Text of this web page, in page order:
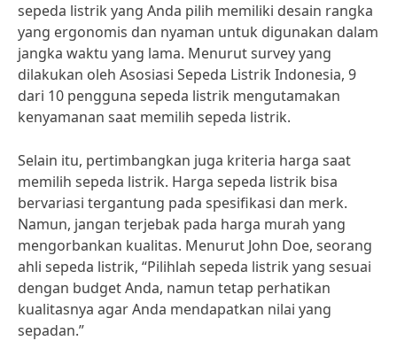
sepeda listrik yang Anda pilih memiliki desain rangka
yang ergonomis dan nyaman untuk digunakan dalam
jangka waktu yang lama. Menurut survey yang
dilakukan oleh Asosiasi Sepeda Listrik Indonesia, 9
dari 10 pengguna sepeda listrik mengutamakan
kenyamanan saat memilih sepeda listrik.
Selain itu, pertimbangkan juga kriteria harga saat
memilih sepeda listrik. Harga sepeda listrik bisa
bervariasi tergantung pada spesifikasi dan merk.
Namun, jangan terjebak pada harga murah yang
mengorbankan kualitas. Menurut John Doe, seorang
ahli sepeda listrik, “Pilihlah sepeda listrik yang sesuai
dengan budget Anda, namun tetap perhatikan
kualitasnya agar Anda mendapatkan nilai yang
sepadan.”